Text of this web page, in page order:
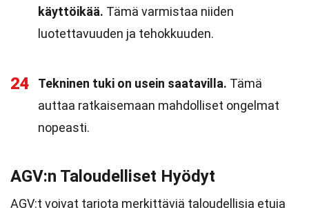
käyttöikää. Tämä varmistaa niiden
luotettavuuden ja tehokkuuden.
24 Tekninen tuki on usein saatavilla. Tämä
auttaa ratkaisemaan mahdolliset ongelmat
nopeasti.
AGV:n Taloudelliset Hyödyt
AGV:t voivat tarjota merkittäviä taloudellisia etuja